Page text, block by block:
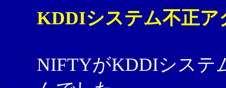
KDDIシステム不正ア
NIFTYがKDDIシステ